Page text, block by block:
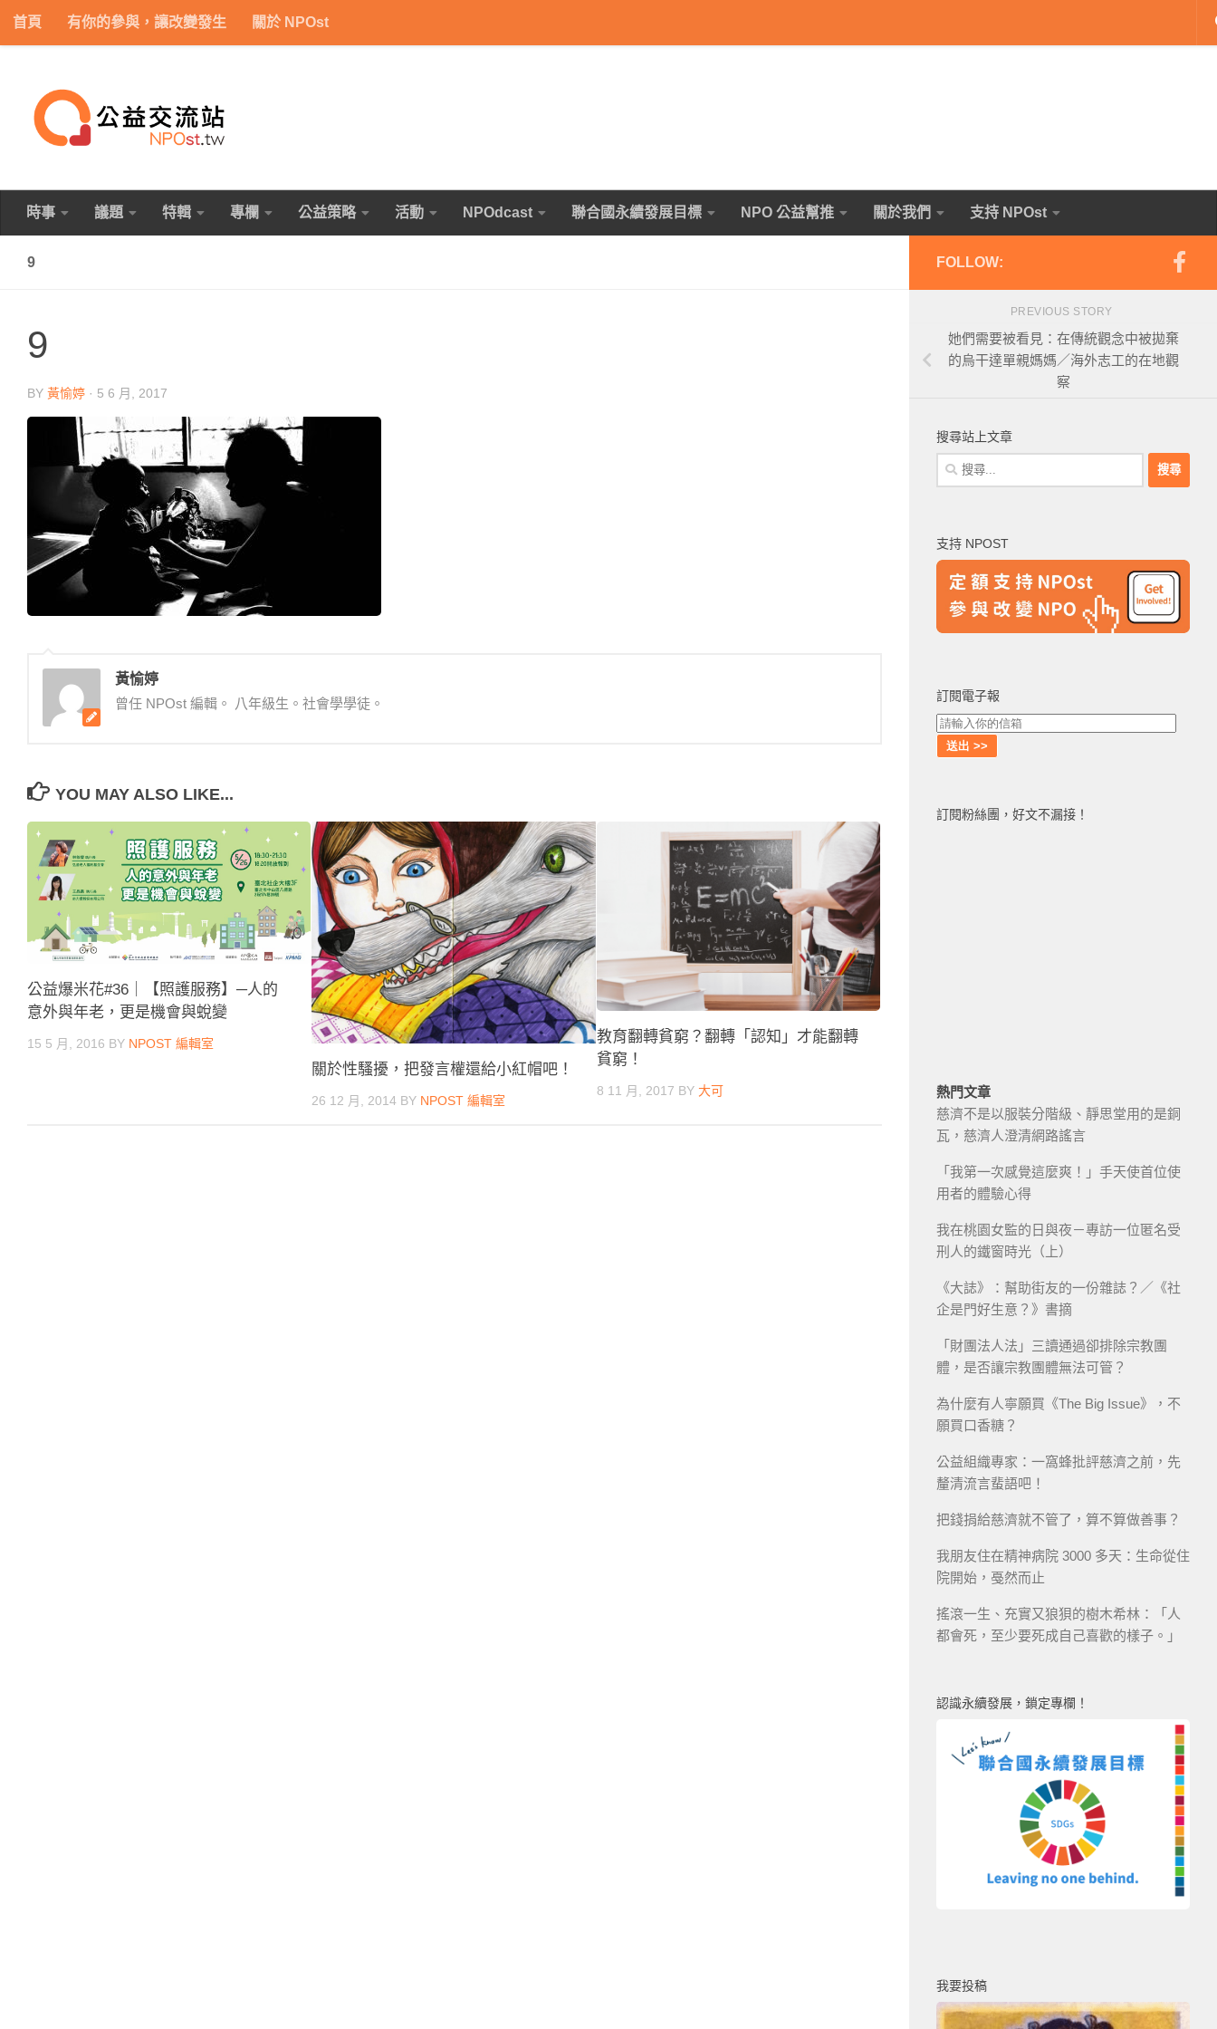
Skip to content
首頁 有你的參與，讓改變發生 關於 NPOst
時事 議題 特輯 專欄 公益策略 活動 NPOdcast 聯合國永續發展目標 NPO 公益幫推 關於我們 支持 NPOst
9
9
BY 黃愉婷 · 5 6 月, 2017
黃愉婷
曾任 NPOst 編輯。 八年級生。社會學學徒。
YOU MAY ALSO LIKE...
公益爆米花#36｜【照護服務】─人的
意外與年老，更是機會與蛻變
15 5 月, 2016 BY NPOST 編輯室
關於性騷擾，把發言權還給小紅帽吧！
26 12 月, 2014 BY NPOST 編輯室
教育翻轉貧窮？翻轉「認知」才能翻轉
貧窮！
8 11 月, 2017 BY 大可
FOLLOW:
PREVIOUS STORY
她們需要被看見：在傳統觀念中被拋棄
的烏干達單親媽媽／海外志工的在地觀
察
搜尋站上文章
搜
尋
字:
支持 NPOST
訂閱電子報
訂閱粉絲團，好文不漏接！
熱門文章
慈濟不是以服裝分階級、靜思堂用的是銅
瓦，慈濟人澄清網路謠言
「我第一次感覺這麼爽！」手天使首位使
用者的體驗心得
我在桃園女監的日與夜－專訪一位匿名受
刑人的鐵窗時光（上）
《大誌》：幫助街友的一份雜誌？／《社
企是門好生意？》書摘
「財團法人法」三讀通過卻排除宗教團
體，是否讓宗教團體無法可管？
為什麼有人寧願買《The Big Issue》，不
願買口香糖？
公益組織專家：一窩蜂批評慈濟之前，先
釐清流言蜚語吧！
把錢捐給慈濟就不管了，算不算做善事？
我朋友住在精神病院 3000 多天：生命從住
院開始，戞然而止
搖滾一生、充實又狼狽的樹木希林：「人
都會死，至少要死成自己喜歡的樣子。」
認識永續發展，鎖定專欄！
我要投稿